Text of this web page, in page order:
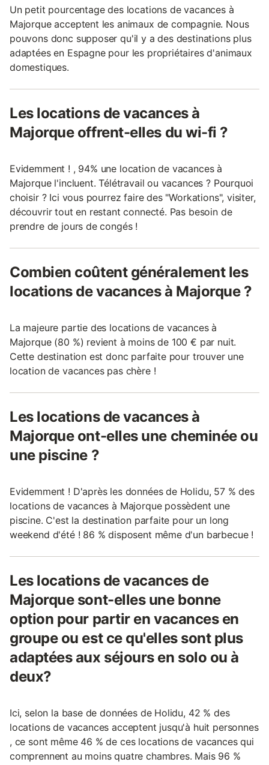
Un petit pourcentage des locations de vacances à
Majorque acceptent les animaux de compagnie. Nous
pouvons donc supposer qu'il y a des destinations plus
adaptées en Espagne pour les propriétaires d'animaux
domestiques.
Les locations de vacances à
Majorque offrent-elles du wi-fi ?
Evidemment ! , 94% une location de vacances à
Majorque l'incluent. Télétravail ou vacances ? Pourquoi
choisir ? Ici vous pourrez faire des "Workations", visiter,
découvrir tout en restant connecté. Pas besoin de
prendre de jours de congés !
Combien coûtent généralement les
locations de vacances à Majorque ?
La majeure partie des locations de vacances à
Majorque (80 %) revient à moins de 100 € par nuit.
Cette destination est donc parfaite pour trouver une
location de vacances pas chère !
Les locations de vacances à
Majorque ont-elles une cheminée ou
une piscine ?
Evidemment ! D'après les données de Holidu, 57 % des
locations de vacances à Majorque possèdent une
piscine. C'est la destination parfaite pour un long
weekend d'été ! 86 % disposent même d'un barbecue !
Les locations de vacances de
Majorque sont-elles une bonne
option pour partir en vacances en
groupe ou est ce qu'elles sont plus
adaptées aux séjours en solo ou à
deux?
Ici, selon la base de données de Holidu, 42 % des
locations de vacances acceptent jusqu'à huit personnes
, ce sont même 46 % de ces locations de vacances qui
comprennent au moins quatre chambres. Mais 96 %